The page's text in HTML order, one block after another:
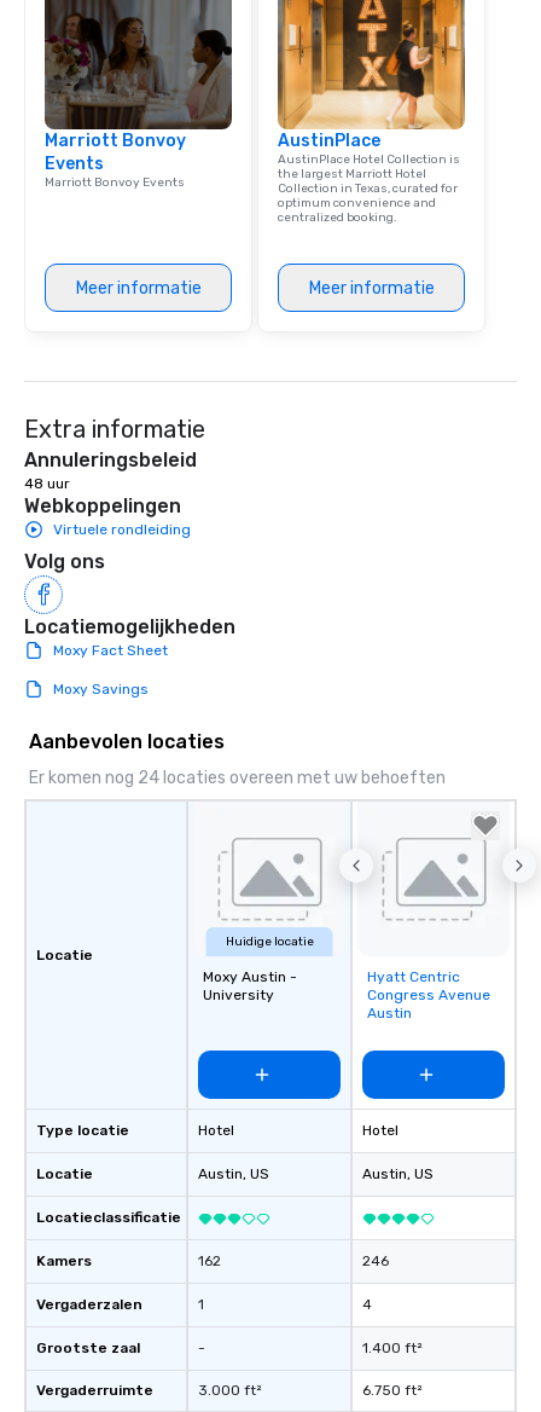
Marriott Bonvoy
Events
Marriott Bonvoy Events
Meer informatie
AustinPlace
AustinPlace Hotel Collection is
the largest Marriott Hotel
Collection in Texas, curated for
optimum convenience and
centralized booking.
Meer informatie
Extra informatie
Annuleringsbeleid
48 uur
Webkoppelingen
Virtuele rondleiding
Volg ons
Locatiemogelijkheden
Moxy Fact Sheet
Moxy Savings
Aanbevolen locaties
Er komen nog 24 locaties overeen met uw behoeften
Locatie
Type locatie
Locatie
Locatieclassificatie
Kamers
Vergaderzalen
Grootste zaal
Vergaderruimte
Huidige locatie
Moxy Austin -
University
Hotel
Austin, US
162
1
-
3.000 ft²
Removed from
favorites
Hyatt Centric
Congress Avenue
Austin
Hotel
Austin, US
246
4
1.400 ft²
6.750 ft²